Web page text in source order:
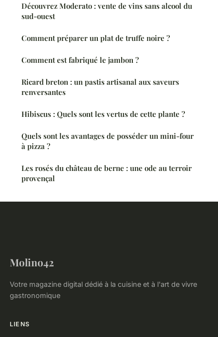
Découvrez Moderato : vente de vins sans alcool du
sud-ouest
Comment préparer un plat de truffe noire ?
Comment est fabriqué le jambon ?
Ricard breton : un pastis artisanal aux saveurs
renversantes
Hibiscus : Quels sont les vertus de cette plante ?
Quels sont les avantages de posséder un mini-four
à pizza ?
Les rosés du château de berne : une ode au terroir
provençal
Molino42
Votre magazine digital dédié à la cuisine et à l'art de vivre
gastronomique
LIENS